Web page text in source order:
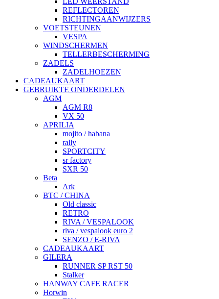
REFLECTOREN
RICHTINGAANWIJZERS
VOETSTEUNEN
VESPA
WINDSCHERMEN
TELLERBESCHERMING
ZADELS
ZADELHOEZEN
CADEAUKAART
GEBRUIKTE ONDERDELEN
AGM
AGM R8
VX 50
APRILIA
mojito / habana
rally
SPORTCITY
sr factory
SXR 50
Beta
Ark
BTC / CHINA
Old classic
RETRO
RIVA / VESPALOOK
riva / vespalook euro 2
SENZO / E-RIVA
CADEAUKAART
GILERA
RUNNER SP RST 50
Stalker
HANWAY CAFE RACER
Horwin